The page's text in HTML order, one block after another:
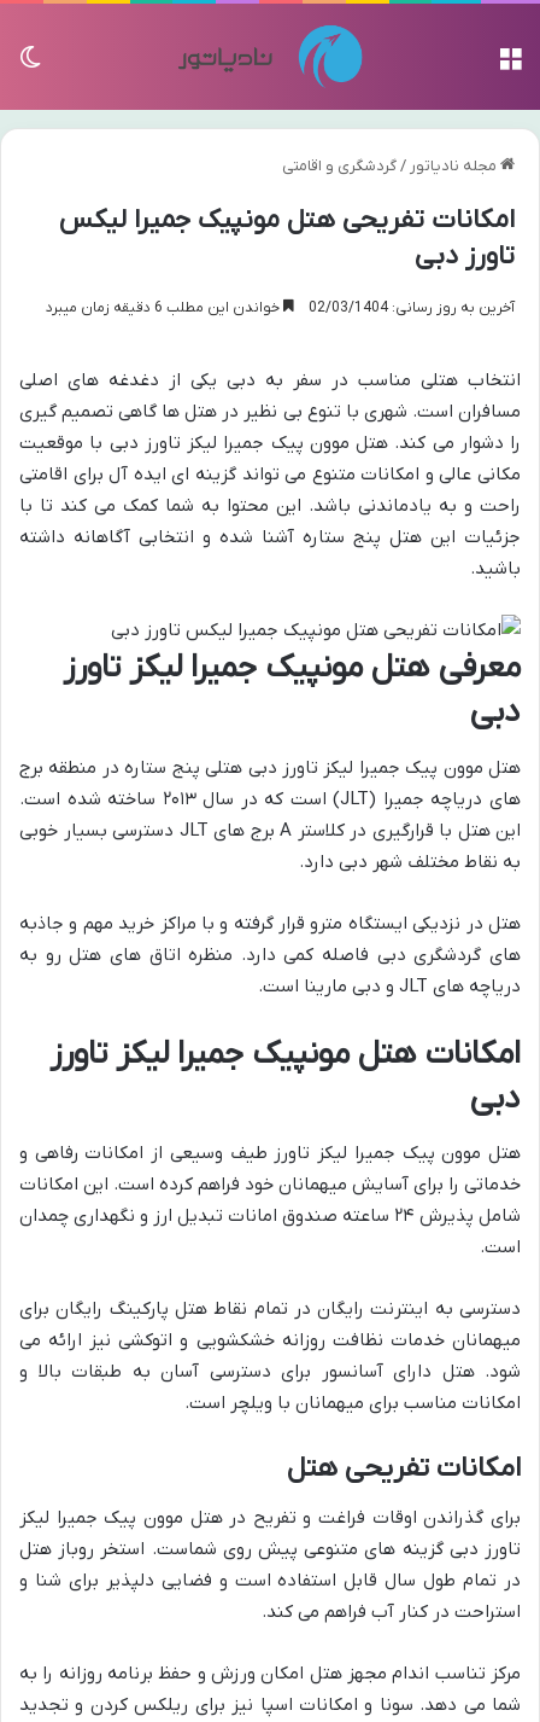
مجله نادیاتور /گردشگری و اقامتی
امکانات تفریحی هتل مونپیک جمیرا لیکس
تاورز دبی
آخرین به روز رسانی: 02/03/1404 خواندن این مطلب 6 دقیقه زمان میبرد
انتخاب هتلی مناسب در سفر به دبی یکی از دغدغه های اصلی
مسافران است. شهری با تنوع بی نظیر در هتل ها گاهی تصمیم گیری
را دشوار می کند. هتل موون پیک جمیرا لیکز تاورز دبی با موقعیت
مکانی عالی و امکانات متنوع می تواند گزینه ای ایده آل برای اقامتی
راحت و به یادماندنی باشد. این محتوا به شما کمک می کند تا با
جزئیات این هتل پنج ستاره آشنا شده و انتخابی آگاهانه داشته
باشید.
معرفی هتل مونپیک جمیرا لیکز تاورز
دبی
هتل موون پیک جمیرا لیکز تاورز دبی هتلی پنج ستاره در منطقه برج
های دریاچه جمیرا (JLT) است که در سال ۲۰۱۳ ساخته شده است.
این هتل با قرارگیری در کلاستر A برج های JLT دسترسی بسیار خوبی
به نقاط مختلف شهر دبی دارد.
هتل در نزدیکی ایستگاه مترو قرار گرفته و با مراکز خرید مهم و جاذبه
های گردشگری دبی فاصله کمی دارد. منظره اتاق های هتل رو به
دریاچه های JLT و دبی مارینا است.
امکانات هتل مونپیک جمیرا لیکز تاورز
دبی
هتل موون پیک جمیرا لیکز تاورز طیف وسیعی از امکانات رفاهی و
خدماتی را برای آسایش میهمانان خود فراهم کرده است. این امکانات
شامل پذیرش ۲۴ ساعته صندوق امانات تبدیل ارز و نگهداری چمدان
است.
دسترسی به اینترنت رایگان در تمام نقاط هتل پارکینگ رایگان برای
میهمانان خدمات نظافت روزانه خشکشویی و اتوکشی نیز ارائه می
شود. هتل دارای آسانسور برای دسترسی آسان به طبقات بالا و
امکانات مناسب برای میهمانان با ویلچر است.
امکانات تفریحی هتل
برای گذراندن اوقات فراغت و تفریح در هتل موون پیک جمیرا لیکز
تاورز دبی گزینه های متنوعی پیش روی شماست. استخر روباز هتل
در تمام طول سال قابل استفاده است و فضایی دلپذیر برای شنا و
استراحت در کنار آب فراهم می کند.
مرکز تناسب اندام مجهز هتل امکان ورزش و حفظ برنامه روزانه را به
شما می دهد. سونا و امکانات اسپا نیز برای ریلکس کردن و تجدید